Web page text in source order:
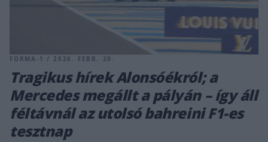
FORMA-1 / 2026. FEBR. 20.
Tragikus hírek Alonsóékról; a
Mercedes megállt a pályán – így áll
féltávnál az utolsó bahreini F1-es
tesztnap